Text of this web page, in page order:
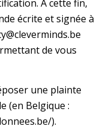
À cette fin,
écrite et signée à
de vous
une plainte
(en Belgique :
).